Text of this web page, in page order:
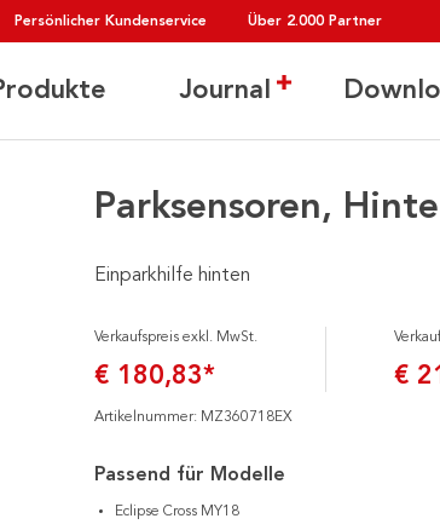
Persönlicher Kundenservice Über 2.000 Partner
Journal
Parksensoren,
Einparkhilfe hinten
Verkaufspreis exkl. MwSt.
€ 180,83* €
Artikelnummer: MZ360718EX
Passend für Modelle
Eclipse Cross MY18